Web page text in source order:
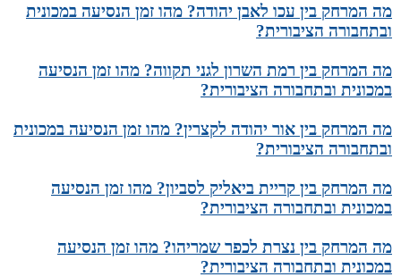
מה המרחק בין עכו לאבן יהודה? מהו זמן הנסיעה במכונית
ובתחבורה הציבורית?
מה המרחק בין רמת השרון לגני תקווה? מהו זמן הנסיעה
במכונית ובתחבורה הציבורית?
מה המרחק בין אור יהודה לקצרין? מהו זמן הנסיעה במכונית
ובתחבורה הציבורית?
מה המרחק בין קריית ביאליק לסביון? מהו זמן הנסיעה
במכונית ובתחבורה הציבורית?
מה המרחק בין נצרת לכפר שמריהו? מהו זמן הנסיעה
במכונית ובתחבורה הציבורית?